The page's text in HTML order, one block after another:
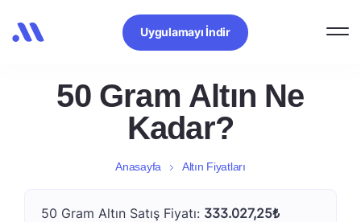
Uygulamayı İndir
50 Gram Altın Ne
Kadar?
Anasayfa Altın Fiyatları
50 Gram Altın Satış Fiyatı: 333.027,25₺